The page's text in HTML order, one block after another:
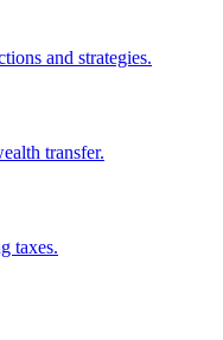
and strategies.
transfer.
taxes.